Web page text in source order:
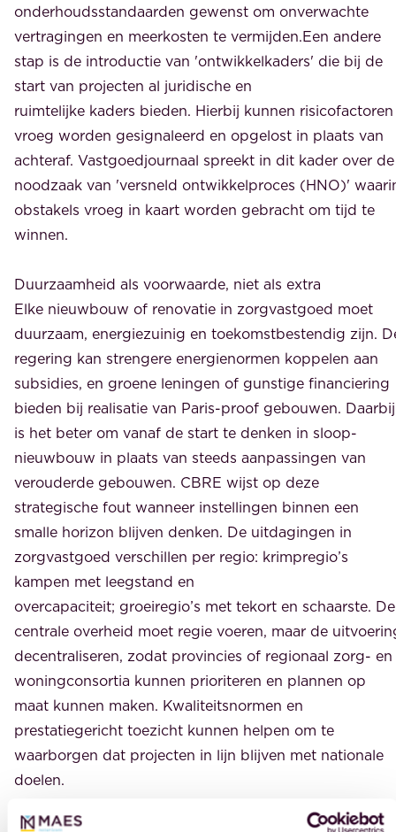
onderhoudsstandaarden gewenst om onverwachte
vertragingen en meerkosten te vermijden.Een andere
stap is de introductie van 'ontwikkelkaders' die bij de
start van projecten al juridische en
ruimtelijke kaders bieden. Hierbij kunnen risicofactoren
vroeg worden gesignaleerd en opgelost in plaats van
achteraf. Vastgoedjournaal spreekt in dit kader over de
noodzaak van 'versneld ontwikkelproces (HNO)'
obstakels vroeg in kaart worden gebracht om tijd te
winnen.
Duurzaamheid als voorwaarde, niet als extra
Elke nieuwbouw of renovatie in zorgvastgoed moet
duurzaam, energiezuinig en toekomstbestendig zijn.
regering kan strengere energienormen koppelen aan
subsidies, en groene leningen of gunstige financiering
bieden bij realisatie van Paris-proof gebouwen. Daarbij
is het beter om vanaf de start te denken in sloop-
nieuwbouw in plaats van steeds aanpassingen van
verouderde gebouwen. CBRE wijst op deze
strategische fout wanneer instellingen binnen een
smalle horizon blijven denken. De uitdagingen in
zorgvastgoed verschillen per regio: krimpregio’s
kampen met leegstand en
overcapaciteit; groeiregio’s met tekort en schaarste. De
centrale overheid moet regie voeren, maar de
decentraliseren, zodat provincies of regionaal zorg- en
woningconsortia kunnen prioriteren en plannen op
maat kunnen maken. Kwaliteitsnormen en
prestatiegericht toezicht kunnen helpen om te
waarborgen dat projecten in lijn blijven met nationale
doelen.